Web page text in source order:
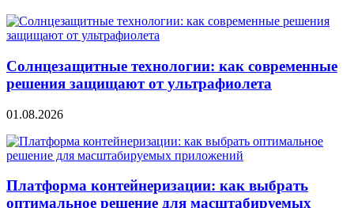
Солнцезащитные технологии: как современные
решения защищают от ультрафиолета
01.08.2026
Платформа контейнеризации: как выбрать
оптимальное решение для масштабируемых